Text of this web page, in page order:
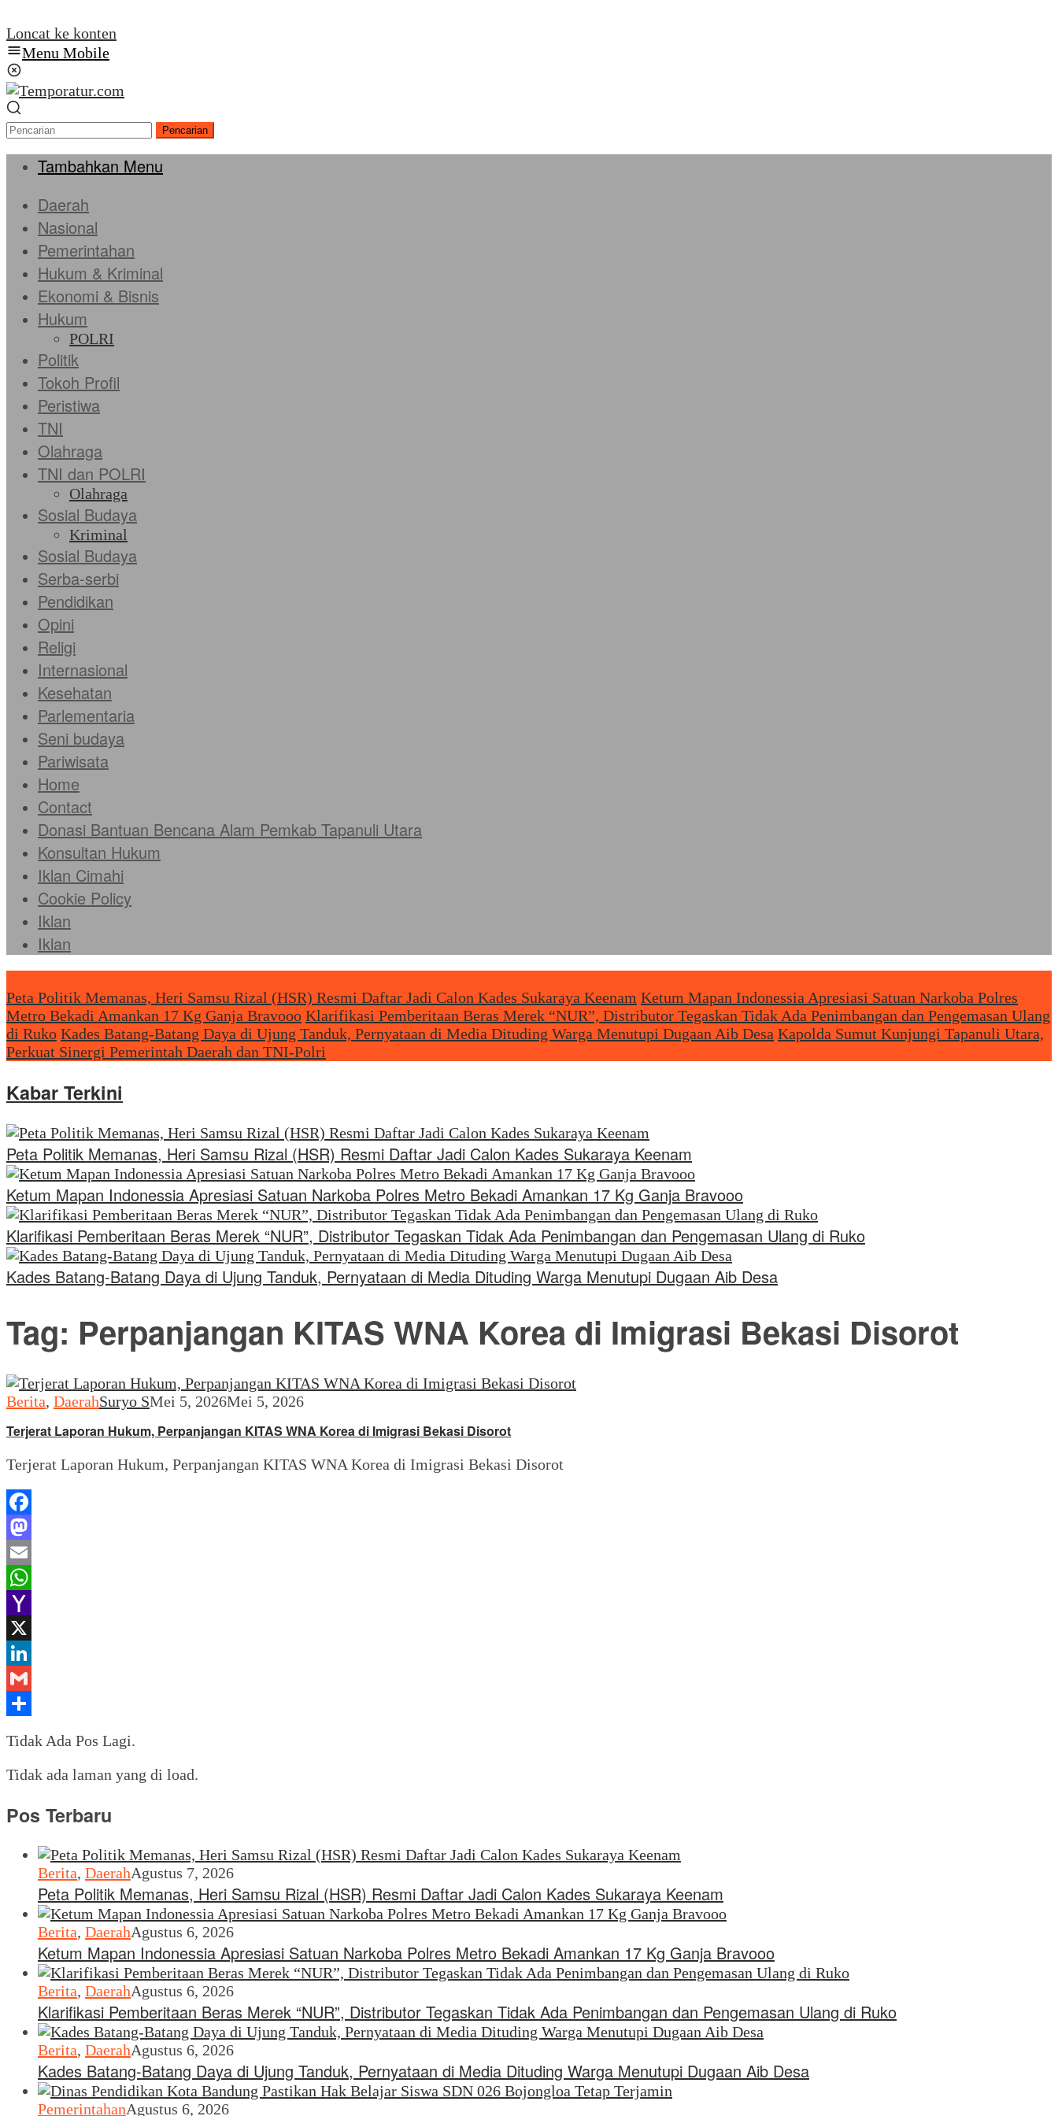
Loncat ke konten
Menu Mobile
Pencarian
Tambahkan Menu
Daerah
Nasional
Pemerintahan
Hukum & Kriminal
Ekonomi & Bisnis
Hukum
POLRI
Politik
Tokoh Profil
Peristiwa
TNI
Olahraga
TNI dan POLRI
Olahraga
Sosial Budaya
Kriminal
Sosial Budaya
Serba-serbi
Pendidikan
Opini
Religi
Internasional
Kesehatan
Parlementaria
Seni budaya
Pariwisata
Home
Contact
Donasi Bantuan Bencana Alam Pemkab Tapanuli Utara
Konsultan Hukum
Iklan Cimahi
Cookie Policy
Iklan
Iklan
Peta Politik Memanas, Heri Samsu Rizal (HSR) Resmi Daftar Jadi Calon Kades Sukaraya Keenam Ketum Mapan Indonessia Apresiasi Satuan Narkoba Polres
Metro Bekadi Amankan 17 Kg Ganja Bravooo Klarifikasi Pemberitaan Beras Merek “NUR”, Distributor Tegaskan Tidak Ada Penimbangan dan Pengemasan Ulang
di Ruko Kades Batang-Batang Daya di Ujung Tanduk, Pernyataan di Media Dituding Warga Menutupi Dugaan Aib Desa Kapolda Sumut Kunjungi Tapanuli Utara,
Perkuat Sinergi Pemerintah Daerah dan TNI-Polri
Kabar Terkini
Peta Politik Memanas, Heri Samsu Rizal (HSR) Resmi Daftar Jadi Calon Kades Sukaraya Keenam
Ketum Mapan Indonessia Apresiasi Satuan Narkoba Polres Metro Bekadi Amankan 17 Kg Ganja Bravooo
Klarifikasi Pemberitaan Beras Merek “NUR”, Distributor Tegaskan Tidak Ada Penimbangan dan Pengemasan Ulang di Ruko
Kades Batang-Batang Daya di Ujung Tanduk, Pernyataan di Media Dituding Warga Menutupi Dugaan Aib Desa
Tag: Perpanjangan KITAS WNA Korea di Imigrasi Bekasi Disorot
Berita, DaerahSuryo SMei 5, 2026Mei 5, 2026
Terjerat Laporan Hukum, Perpanjangan KITAS WNA Korea di Imigrasi Bekasi Disorot
Terjerat Laporan Hukum, Perpanjangan KITAS WNA Korea di Imigrasi Bekasi Disorot
Facebook
Mastodon
Email
WhatsApp
Yahoo
Mail
X
LinkedIn
Gmail
Tidak Ada Pos Lagi.
Tidak ada laman yang di load.
Pos Terbaru
Berita, DaerahAgustus 7, 2026
Peta Politik Memanas, Heri Samsu Rizal (HSR) Resmi Daftar Jadi Calon Kades Sukaraya Keenam
Berita, DaerahAgustus 6, 2026
Ketum Mapan Indonessia Apresiasi Satuan Narkoba Polres Metro Bekadi Amankan 17 Kg Ganja Bravooo
Berita, DaerahAgustus 6, 2026
Klarifikasi Pemberitaan Beras Merek “NUR”, Distributor Tegaskan Tidak Ada Penimbangan dan Pengemasan Ulang di Ruko
Berita, DaerahAgustus 6, 2026
Kades Batang-Batang Daya di Ujung Tanduk, Pernyataan di Media Dituding Warga Menutupi Dugaan Aib Desa
PemerintahanAgustus 6, 2026